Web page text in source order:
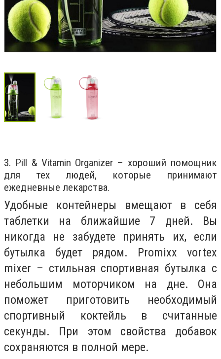
3. Pill & Vitamin Organizer – хороший помощник
для тех людей, которые принимают
ежедневные лекарства.
Удобные контейнеры вмещают в себя
таблетки на ближайшие 7 дней. Вы
никогда не забудете принять их, если
бутылка будет рядом. Promixx vortex
mixer – стильная спортивная бутылка с
небольшим моторчиком на дне. Она
поможет приготовить необходимый
спортивный коктейль в считанные
секунды. При этом свойства добавок
сохраняются в полной мере.